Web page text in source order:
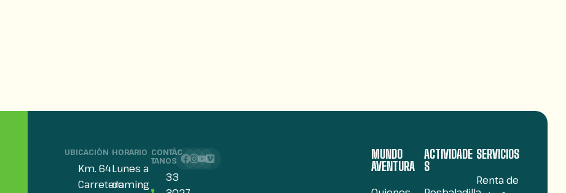
UBICACIÓN
Km. 64
Carretera
HORARIO
Lunes a
doming
CONTÁC
TANOS
33
MUNDO
AVENTURA
ACTIVIDADE
S
SERVICIOS
Renta de